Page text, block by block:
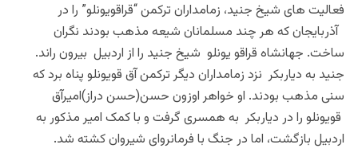
فعالیت های شیخ جنید، زمامداران ترکمن “قراقویونلو” را در
آذربایجان که هر چند مسلمانان شیعه مذهب بودند نگران
ساخت. جهانشاه قراقو یونلو شیخ جنید را از اردبیل بیرون راند.
جنید به دیاربکر نزد زمامداران دیگر ترکمن آق قویونلو پناه برد که
سنی مذهب بودند. او خواهر اوزون حسن(حسن دراز)امیرآق
قویونلو را در دیاربکر به همسری گرفت و با کمک امیر مذکور به
اردبیل بازگشت، اما در جنگ با فرمانروای شیروان کشته شد.